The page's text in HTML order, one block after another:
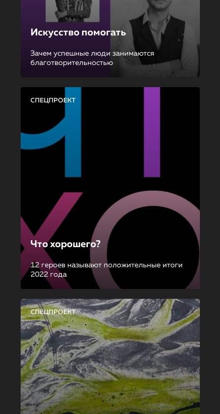
Искусство помогать
Зачем успешные люди занимаются
благотворительностью
СПЕЦПРОЕКТ
Что хорошего?
12 героев называют положительные итоги
2022 года
СПЕЦПРОЕКТ